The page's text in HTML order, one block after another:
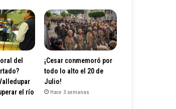
del
el río
¡Cesar conmemoró por
todo lo alto el 20 de
Julio!
Hace 3 semanas